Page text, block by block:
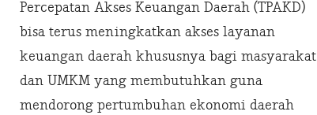
Percepatan Akses Keuangan Daerah (TPAKD)
bisa terus meningkatkan akses layanan
keuangan daerah khususnya bagi masyarakat
dan UMKM yang membutuhkan guna
mendorong pertumbuhan ekonomi daerah